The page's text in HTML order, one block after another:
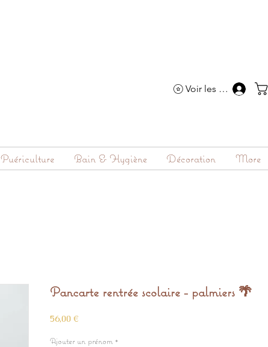
Voir les points
Puériculture Bain & Hygiène Décoration More
Pancarte rentrée scolaire - palmiers 🌴
56,00 €Prix
Ajouter un prénom *